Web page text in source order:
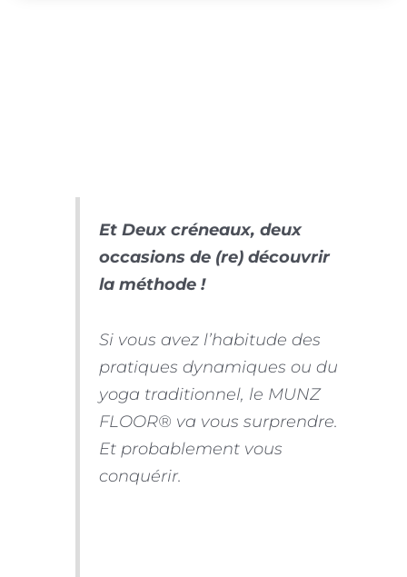
Et Deux créneaux, deux
occasions de (re) découvrir
la méthode !
Si vous avez l’habitude des
pratiques dynamiques ou du
yoga traditionnel, le MUNZ
FLOOR® va vous surprendre.
Et probablement vous
conquérir.